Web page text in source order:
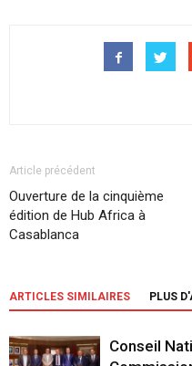
Article précédent
Ouverture de la cinquième
édition de Hub Africa à
Casablanca
ARTICLES SIMILAIRES PLUS
Conseil